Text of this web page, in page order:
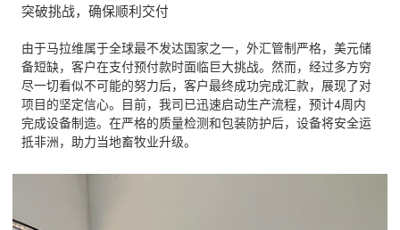
突破挑战，确保顺利交付
由于马拉维属于全球最不发达国家之一，外汇管制严格，美元储
备短缺，客户在支付预付款时面临巨大挑战。然而，经过多方穷
尽一切看似不可能的努力后，客户最终成功完成汇款，展现了对
项目的坚定信心。目前，我司已迅速启动生产流程，预计4周内
完成设备制造。在严格的质量检测和包装防护后，设备将安全运
抵非洲，助力当地畜牧业升级。